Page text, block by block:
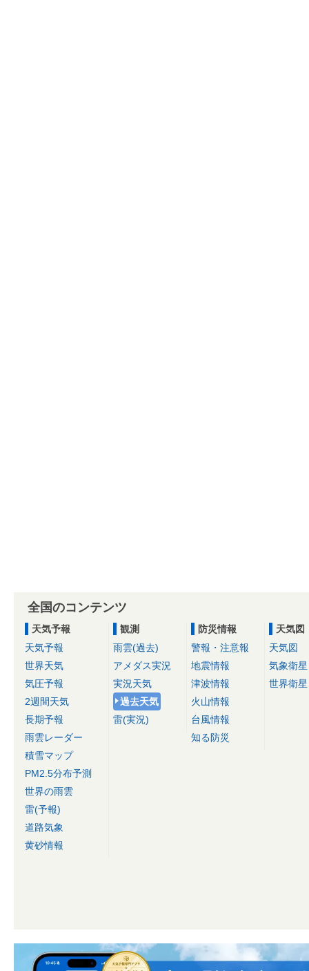
全国のコンテンツ
天気予報
天気予報
世界天気
気圧予報
2週間天気
長期予報
雨雲レーダー
積雪マップ
PM2.5分布予測
世界の雨雲
雷(予報)
道路気象
黄砂情報
観測
雨雲(過去)
アメダス実況
実況天気
過去天気
雷(実況)
防災情報
警報・注意報
地震情報
津波情報
火山情報
台風情報
知る防災
天気図
天気図
気象衛星
世界衛星